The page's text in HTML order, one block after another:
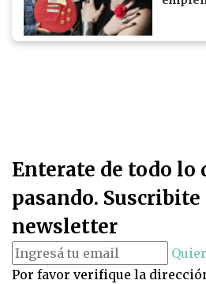
Enterate de todo lo
pasando.
newsletter
Por favor verifique la